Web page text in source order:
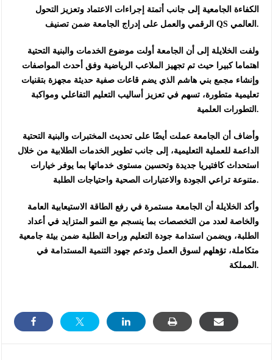
الكفاءة الجامعية إلى جانب أتمتة إجراءات الاعتماد وتعزيز التحول
الرقمي والعمل على إدراج الجامعة ضمن تصنيف QS العالمي.
ولفت الخلايلة إلى أن الجامعة أولت موضوع الخدمات والبنية التحتية
اهتماما كبيرا حيث تم تجهيز الملاعب الرياضية وفق أحدث المواصفات
وإنشاء مجمع بني هاشم الذي يضم قاعات صفية حديثة مجهزة بتقنيات
تعليمية متطورة، تسهم في تعزيز أساليب التعليم التفاعلي ومواكبة
التطورات العلمية.
وأضاف أن الجامعة عملت أيضًا على تحديث المختبرات والبنية التحتية
الداعمة للعملية التعليمية، إلى جانب تطوير الخدمات الطلابية من خلال
استحداث كافتيريا جديدة وتحسين مستوى خدماتها بما يوفر خيارات
متنوعة تراعي الجودة والاعتبارات الصحية واحتياجات الطلبة.
وأكد الخلايلة أن الجامعة مستمرة في رفع الطاقة الاستيعابية العامة
والخاصة لعدد من التخصصات بما ينسجم مع النمو المتزايد في أعداد
الطلبة، ويضمن استدامة جودة التعليم وراحة الطلبة ضمن بيئة جامعية
متكاملة، تؤهلهم لسوق العمل وتدعم جهود التنمية المستدامة في
المملكة.